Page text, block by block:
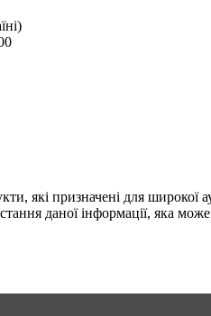
які призначені для широкої
даної інформації, яка